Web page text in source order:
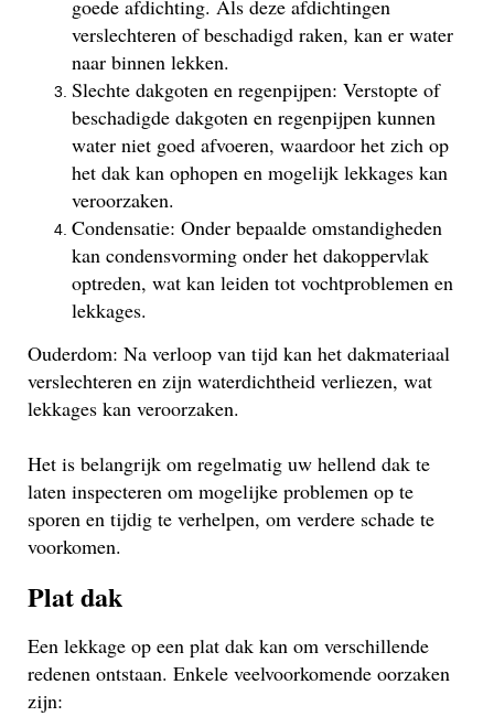
goede afdichting. Als deze afdichtingen
verslechteren of beschadigd raken, kan er water
naar binnen lekken.
Slechte dakgoten en regenpijpen: Verstopte of
beschadigde dakgoten en regenpijpen kunnen
water niet goed afvoeren, waardoor het zich op
het dak kan ophopen en mogelijk lekkages kan
veroorzaken.
Condensatie: Onder bepaalde omstandigheden
kan condensvorming onder het dakoppervlak
optreden, wat kan leiden tot vochtproblemen en
lekkages.
Ouderdom: Na verloop van tijd kan het dakmateriaal
verslechteren en zijn waterdichtheid verliezen, wat
lekkages kan veroorzaken.
Het is belangrijk om regelmatig uw hellend dak te
laten inspecteren om mogelijke problemen op te
sporen en tijdig te verhelpen, om verdere schade te
voorkomen.
Plat dak
Een lekkage op een plat dak kan om verschillende
redenen ontstaan. Enkele veelvoorkomende oorzaken
zijn: